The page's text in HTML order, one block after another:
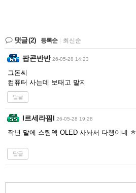
댓글(2) 등록순 최신순
팝콘반반 26-05-28 14:23
그돈씨
컴퓨터 사는데 보태고 말지
답글
I르세라핌l 26-05-28 19:28
작년 말에 스팀덱 OLED 사놔서 다행이네 ㅎ
답글